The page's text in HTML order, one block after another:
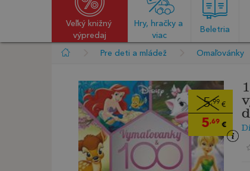
Veľký knižný
výpredaj
Hry, hračky a
viac
Beletria
Pre deti a mládež Omaľovánky
5,99 €
5,69 €